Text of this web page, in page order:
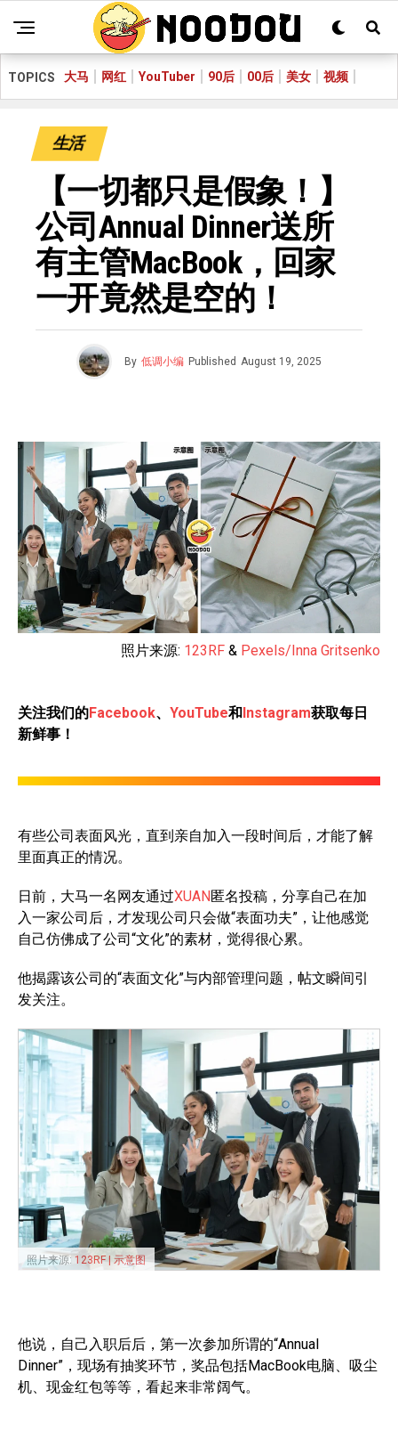
TOPICS 大马 网红 YouTuber 90后 00后 美女 视频
生活
【一切都只是假象！】
公司Annual Dinner送所
有主管MacBook，回家
一开竟然是空的！
By 低调小编 Published August 19, 2025
照片来源: 123RF & Pexels/Inna Gritsenko
关注我们的Facebook、 YouTube和Instagram获取每日
新鲜事！
有些公司表面风光，直到亲自加入一段时间后，才能了解
里面真正的情况。
日前，大马一名网友通过XUAN匿名投稿，分享自己在加
入一家公司后，才发现公司只会做“表面功夫”，让他感觉
自己仿佛成了公司“文化”的素材，觉得很心累。
他揭露该公司的“表面文化”与内部管理问题，帖文瞬间引
发关注。
照片来源: 123RF | 示意图
他说，自己入职后后，第一次参加所谓的“Annual
Dinner”，现场有抽奖环节，奖品包括MacBook电脑、吸尘
机、现金红包等等，看起来非常阔气。